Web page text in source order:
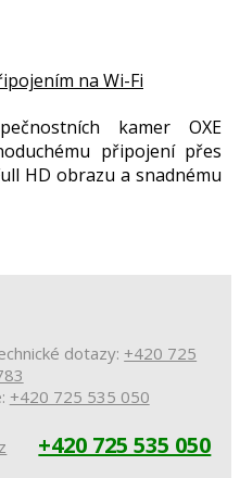
na Wi-Fi
kamer OXE
připojení přes
HD obrazu a snadnému
dotazy: +420 725
+420 725 535 050
+420 725 535 050